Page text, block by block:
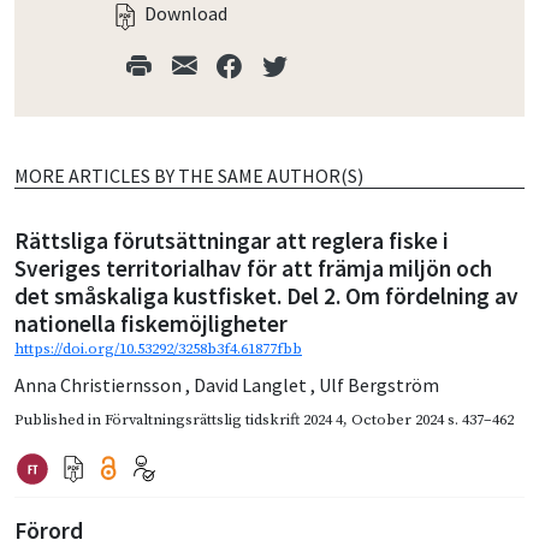
Download
MORE ARTICLES BY THE SAME AUTHOR(S)
Rättsliga förutsättningar att reglera fiske i
Sveriges territorialhav för att främja miljön och
det småskaliga kustfisket. Del 2. Om fördelning av
nationella fiskemöjligheter
https://doi.org/10.53292/3258b3f4.61877fbb
Anna Christiernsson , David Langlet , Ulf Bergström
Published inFörvaltningsrättslig tidskrift 2024 4, October 2024s. 437–462
Förord